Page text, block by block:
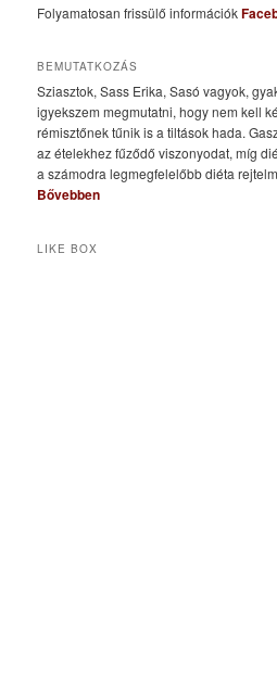
Folyamatosan frissülő információk
BEMUTATKOZÁS
Sziasztok, Sass Erika, Sasó vagyok,
igyekszem megmutatni, hogy nem kell
rémisztőnek tűnik is a tiltások hada.
az ételekhez fűződő viszonyodat, míg
a számodra legmegfelelőbb diéta
Bővebben
LIKE BOX